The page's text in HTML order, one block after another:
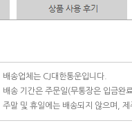
배송업체는 CJ대한통운입니다.
배송 기간은 주문일(무통장은 입금완
주말 및 휴일에는 배송되지 않으며,